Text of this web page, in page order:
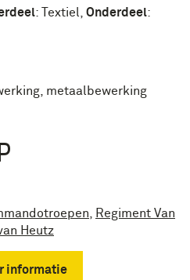
: Textiel Onderdeel:
metaalbewerking
Regiment Van
Heutz
informatie